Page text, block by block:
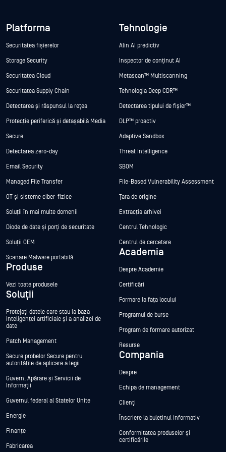
Platforma
Securitatea fișierelor
Storage Security
Securitatea Cloud
Securitatea Supply Chain
Detectarea și răspunsul la rețea
Protecție periferică și detașabilă Media
Secure
Detectarea zero-day
Email Security
Managed File Transfer
OT și sisteme ciber-fizice
Soluții în mai multe domenii
Diode de date și porți de securitate
Soluții OEM
Scanare Malware portabilă
Produse
Vezi toate produsele
Soluții
Protejați datele care stau la baza
inteligenței artificiale și a analizei de
date
Patch Management
Secure probelor Secure pentru
autoritățile de aplicare a legii
Guvern, Apărare și Servicii de
Informații
Guvernul federal al Statelor Unite
Energie
Finanțe
Fabricarea
Tehnologie
Alin AI predictiv
Inspector de conținut AI
Metascan™ Multiscanning
Tehnologia Deep CDR™
Detectarea tipului de fișier™
DLP™ proactiv
Adaptive Sandbox
Threat Intelligence
SBOM
File-Based Vulnerability Assessment
Țara de origine
Extracția arhivei
Centrul Tehnologic
Centrul de cercetare
Academia
Despre Academie
Certificări
Formare la fața locului
Programul de burse
Program de formare autorizat
Resurse
Compania
Despre
Echipa de management
Clienți
Înscriere la buletinul informativ
Conformitatea produselor și
certificările